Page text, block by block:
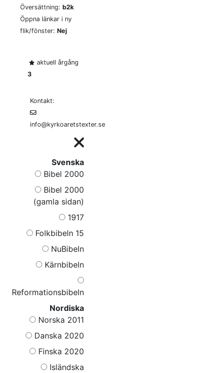
Översättning: b2k
Öppna länkar i ny
flik/fönster: Nej
aktuell årgång
3
Kontakt:
info@kyrkoaretstexter.se
Svenska
Bibel 2000
Bibel 2000
(gamla sidan)
1917
Folkbibeln 15
NuBibeln
Kärnbibeln
Reformationsbibeln
Nordiska
Norska 2011
Danska 2020
Finska 2020
Isländska